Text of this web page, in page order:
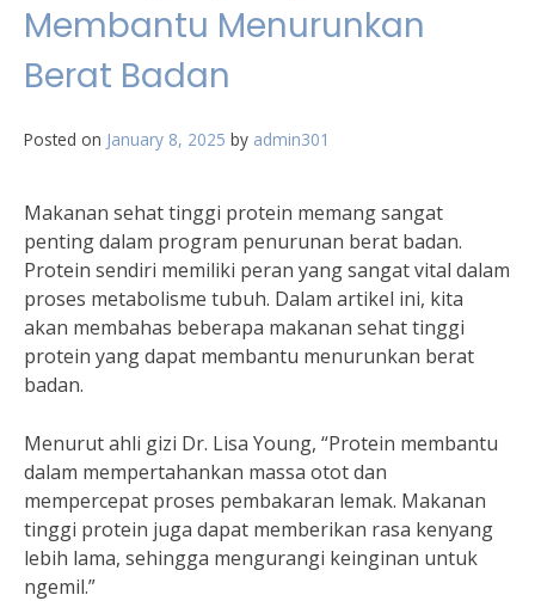
Membantu Menurunkan
Berat Badan
Posted on January 8, 2025 by admin301
Makanan sehat tinggi protein memang sangat
penting dalam program penurunan berat badan.
Protein sendiri memiliki peran yang sangat vital dalam
proses metabolisme tubuh. Dalam artikel ini, kita
akan membahas beberapa makanan sehat tinggi
protein yang dapat membantu menurunkan berat
badan.
Menurut ahli gizi Dr. Lisa Young, “Protein membantu
dalam mempertahankan massa otot dan
mempercepat proses pembakaran lemak. Makanan
tinggi protein juga dapat memberikan rasa kenyang
lebih lama, sehingga mengurangi keinginan untuk
ngemil.”